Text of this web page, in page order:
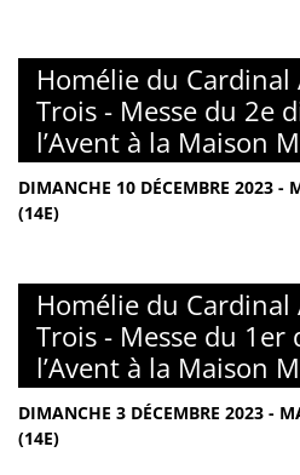
Homélie du
Trois - Messe du 2e
l’Avent à la Maison
DIMANCHE 10 DÉCEMBRE 2023 -
(14E)
Homélie du
Trois - Messe du 1er
l’Avent à la Maison
DIMANCHE 3 DÉCEMBRE 2023 -
(14E)